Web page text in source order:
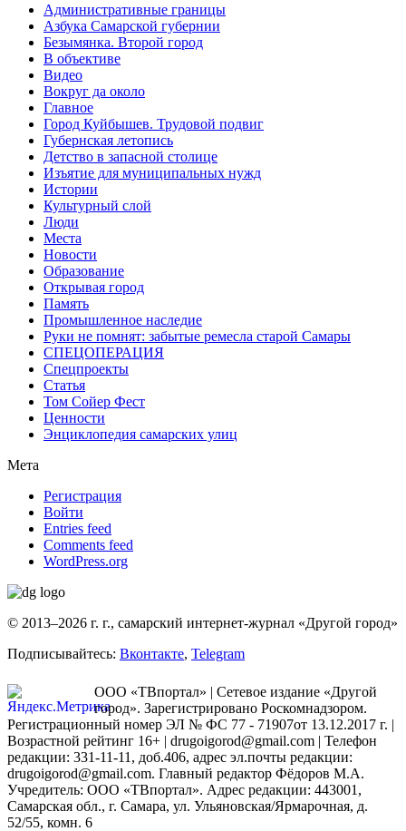
Административные границы
Азбука Самарской губернии
Безымянка. Второй город
В объективе
Видео
Вокруг да около
Главное
Город Куйбышев. Трудовой подвиг
Губернская летопись
Детство в запасной столице
Изъятие для муниципальных нужд
Истории
Культурный слой
Люди
Места
Новости
Образование
Открывая город
Память
Промышленное наследие
Руки не помнят: забытые ремесла старой Самары
СПЕЦОПЕРАЦИЯ
Спецпроекты
Статья
Том Сойер Фест
Ценности
Энциклопедия самарских улиц
Мета
Регистрация
Войти
Entries feed
Comments feed
WordPress.org
© 2013–2026 г. г., самарский интернет-журнал «Другой город»
Подписывайтесь: Вконтакте, Telegram
ООО «ТВпортал» | Сетевое издание «Другой
город». Зарегистрировано Роскомнадзором.
Регистрационный номер ЭЛ № ФС 77 - 71907от 13.12.2017 г. |
Возрастной рейтинг 16+ | drugoigorod@gmail.com | Телефон
редакции: 331-11-11, доб.406, адрес эл.почты редакции:
drugoigorod@gmail.com. Главный редактор Фёдоров М.А.
Учредитель: ООО «ТВпортал». Адрес редакции: 443001,
Самарская обл., г. Самара, ул. Ульяновская/Ярмарочная, д.
52/55, комн. 6